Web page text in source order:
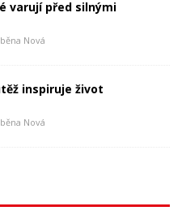
varují před silnými
Nová
inspiruje život
Nová